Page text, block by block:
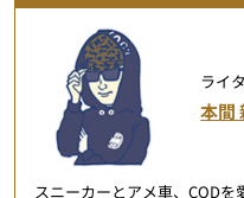
ライ
本間
スニーカーとアメ車、COD